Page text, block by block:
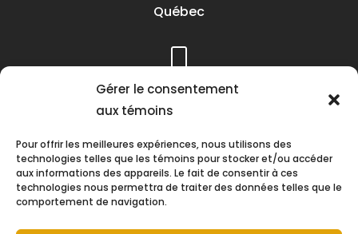
Gérer le consentement
aux témoins
Pour offrir les meilleures expériences, nous utilisons des
technologies telles que les témoins pour stocker et/ou accéder
aux informations des appareils. Le fait de consentir à ces
technologies nous permettra de traiter des données telles que le
comportement de navigation.
Québec
Téléphone :
(418) 622-1001
Heures d’ouverture :